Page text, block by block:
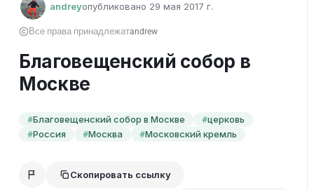
andreyопубликовано 29 мая 2017 г.
Все права принадлежатandrew
Благовещенский собор в
Москве
#Благовещенский собор в Москве #церковь
#Россия #Москва #Московский кремль
Скопировать ссылку